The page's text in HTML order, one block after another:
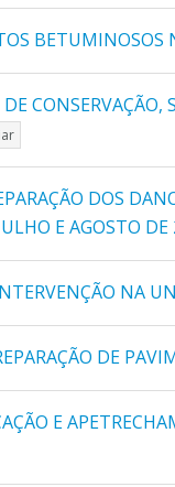
BETUMINOSOS
DOS
E AGOSTO
NA
DE
E